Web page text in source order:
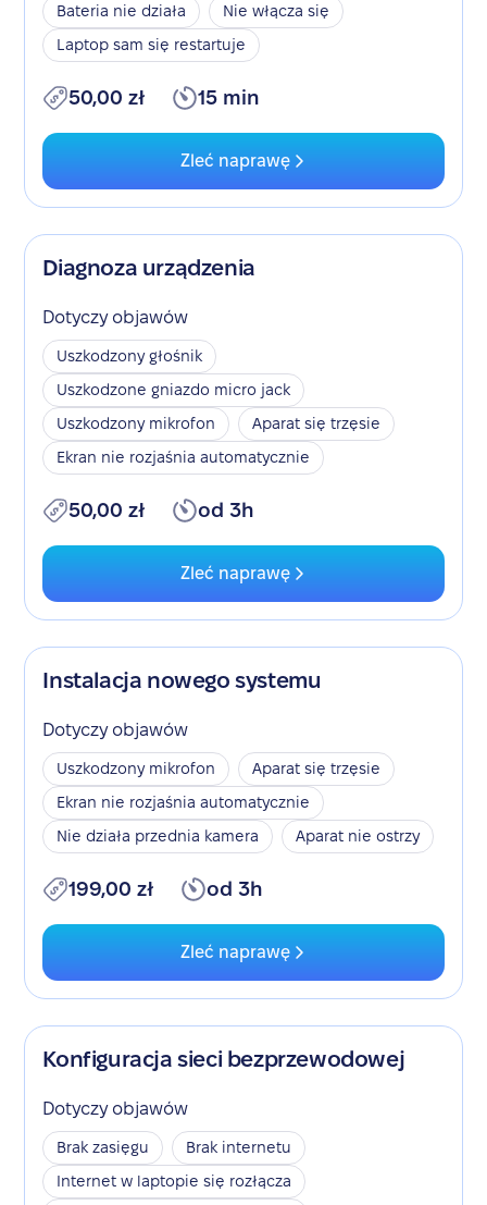
Bateria nie działa
Nie włącza się
Laptop sam się restartuje
50,00 zł 15 min
Zleć naprawę
Diagnoza urządzenia
Dotyczy objawów
Uszkodzony głośnik
Uszkodzone gniazdo micro jack
Uszkodzony mikrofon
Aparat się trzęsie
Ekran nie rozjaśnia automatycznie
50,00 zł od 3h
Zleć naprawę
Instalacja nowego systemu
Dotyczy objawów
Uszkodzony mikrofon
Aparat się trzęsie
Ekran nie rozjaśnia automatycznie
Nie działa przednia kamera
Aparat nie ostrzy
199,00 zł od 3h
Zleć naprawę
Konfiguracja sieci bezprzewodowej
Dotyczy objawów
Brak zasięgu
Brak internetu
Internet w laptopie się rozłącza